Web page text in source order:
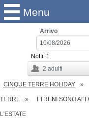
Menu
Arrivo
2 adulti
Notti: 1
CINQUE TERRE.HOLIDAY
TERRE I TRENI SONO
L'ESTATE